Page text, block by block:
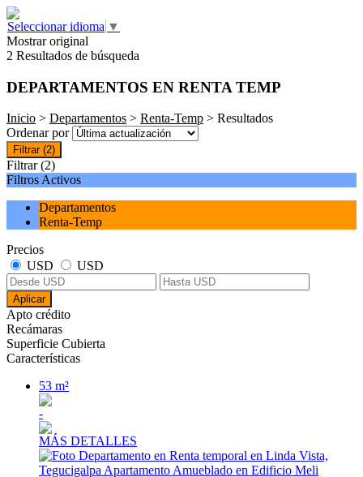
Seleccionar idioma ▼
Mostrar original
2 Resultados de búsqueda
DEPARTAMENTOS EN RENTA TEMP
Inicio > Departamentos > Renta-Temp > Resultados
Ordenar por
Filtrar (2)
Filtrar (2)
Filtros Activos
Departamentos
Renta-Temp
Precios
USD
USD
Aplicar
Apto crédito
Recámaras
Superficie Cubierta
Características
53 m²
-
MÁS DETALLES